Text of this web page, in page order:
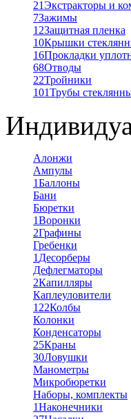
21Экстракторы и
7Зажимы
12Защитная пленка
10Крышки
16Прокладки
68Отводы
22Тройники
101Трубы
Алонжи
Ампулы
1Баллоны
Бани
Бюретки
1Воронки
2Графины
Гребенки
1 Десорберы
Дефлегматоры
2Капилляры
Каплеуловители
122Колбы
Колонки
Конденсаторы
25Краны
30Ловушки
Манометры
Микробюретки
Наборы, комплекты
1Наконечники